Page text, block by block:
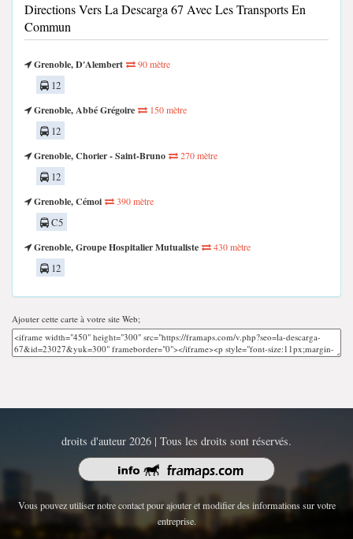
Directions Vers La Descarga 67 Avec Les Transports En
Commun
Grenoble, D'Alembert 90 mètre
12
Grenoble, Abbé Grégoire
150 mètre
12
Grenoble, Chorier - Saint-Bruno
270 mètre
12
Grenoble, Cémoi
390 mètre
C5
Grenoble, Groupe Hospitalier Mutualiste
430 mètre
12
Ajouter cette carte à votre site Web;
droits d'auteur 2026 | Tous les droits sont réservés.
Vous pouvez utiliser notre contact pour ajouter et modifier des informations sur votre
entreprise.